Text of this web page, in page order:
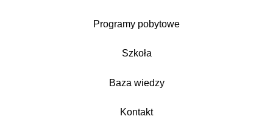
Programy pobytowe
Szkoła
Baza wiedzy
Kontakt